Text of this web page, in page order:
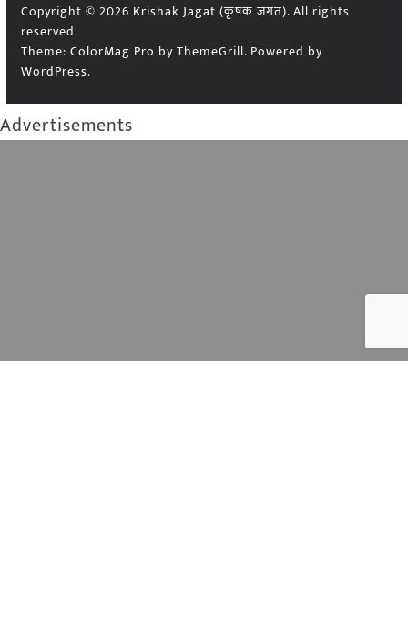
Copyright © 2026 Krishak Jagat (कृषक जगत). All rights
reserved.
Theme: ColorMag Pro by ThemeGrill. Powered by
WordPress.
Advertisements